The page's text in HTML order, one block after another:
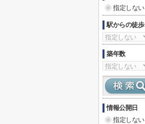
指定しない
駅からの徒歩
築年数
情報公開日
指定しない